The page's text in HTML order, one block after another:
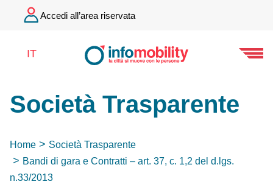
Accedi all’area riservata
IT
Società Trasparente
Home
Società Trasparente
Bandi di gara e Contratti – art. 37, c. 1,2 del d.lgs.
n.33/2013